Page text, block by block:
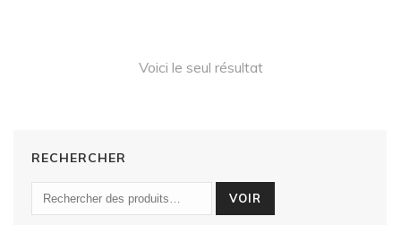
90,00 $
Voici le seul résultat
RECHERCHER
VOIR